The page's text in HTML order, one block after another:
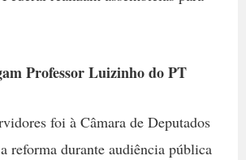
Professor Luizinho do PT
foi à Câmara de Deputados
reforma durante audiência pública